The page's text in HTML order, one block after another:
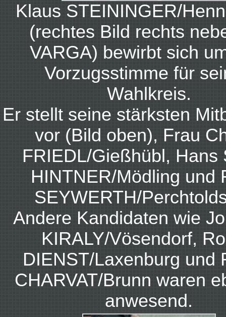
Klaus STEININGER/
(rechtes Bild rechts
VARGA) bewirbt sich
Vorzugsstimme für
Wahlkreis.
Er stellt seine stärksten
vor (Bild oben), Frau
FRIEDL/Gießhübl, Hans
HINTNER/Mödling und
SEYWERTH/
Andere Kandidaten wie
KIRALY/Vösendorf,
DIENST/Laxenburg und
CHARVAT/Brunn waren
anwesend.